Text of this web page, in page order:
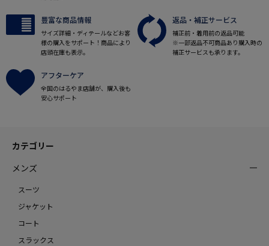
豊富な商品情報
サイズ詳細・ディテールなどお客
様の購入をサポート！商品により
店頭在庫も表示。
返品・補正サービス
補正前・着用前の返品可能
※一部返品不可商品あり購入時の
補正サービスも承ります。
アフターケア
全国のはるやま店舗が、購入後も
安心サポート
カテゴリー
メンズ
スーツ
ジャケット
コート
スラックス